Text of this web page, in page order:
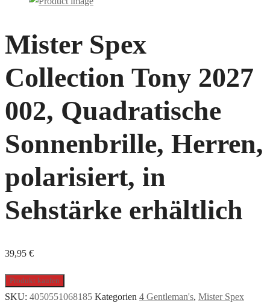
Mister Spex
Collection Tony 2027
002, Quadratische
Sonnenbrille, Herren,
polarisiert, in
Sehstärke erhältlich
39,95 €
Produkt kaufen
SKU: 4050551068185 Kategorien 4 Gentleman's, Mister Spex